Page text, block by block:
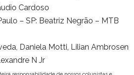
Cardoso
– SP: Beatriz Negrão – MTB
Daniela Motti, Lilian Ambrosen
N Jr